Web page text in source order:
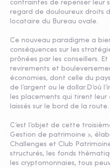
contraintes de repenser leur
regard de douloureux droits
locataire du Bureau ovale.
Ce nouveau paradigme a
conséquences sur les
prônées par les conseillers. Et
revirements et
économies, dont celle du
de l’argent ou le dollar.D’où
les placements qui tirent
laissés sur le bord de la route.
C’est l’objet de cette
Gestion de patrimoine »,
Challenges et Club
structurés, les fonds
les cryptomonnaies, tous